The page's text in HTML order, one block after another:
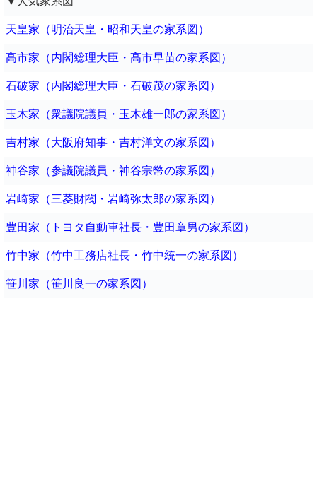
天皇家（明治天皇・昭和天皇の家系図）
高市家（内閣総理大臣・高市早苗の家系図）
石破家（内閣総理大臣・石破茂の家系図）
玉木家（衆議院議員・玉木雄一郎の家系図）
吉村家（大阪府知事・吉村洋文の家系図）
神谷家（参議院議員・神谷宗幣の家系図）
岩崎家（三菱財閥・岩崎弥太郎の家系図）
豊田家（トヨタ自動車社長・豊田章男の家系図）
竹中家（竹中工務店社長・竹中統一の家系図）
笹川家（笹川良一の家系図）